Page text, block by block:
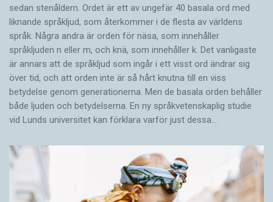
sedan stenåldern. Ordet är ett av ungefär 40 basala ord med
liknande språkljud, som återkommer i de flesta av världens
språk. Några andra är orden för näsa, som innehåller
språkljuden n eller m, och knä, som innehåller k. Det vanligaste
är annars att de språkljud som ingår i ett visst ord ändrar sig
över tid, och att orden inte är så hårt knutna till en viss
betydelse genom generationerna. Men de basala orden behåller
både ljuden och betydelserna. En ny språkvetenskaplig studie
vid Lunds universitet kan förklara varför just dessa…